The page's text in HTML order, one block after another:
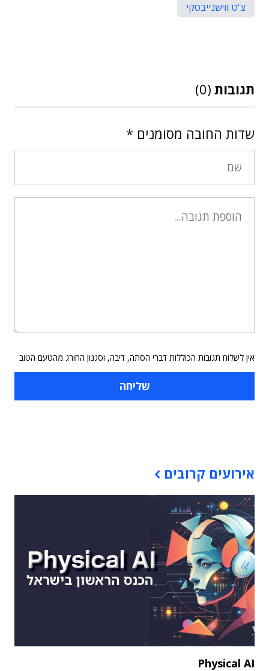
צ'ט ווישנייבסקי
תגובות (0)
שדות החובה מסומנים *
אין לשלוח תגובות הכוללות דברי הסתה, דיבה, וסגנון החורג מהטעם הטוב
אירועים קרובים
Physical AI